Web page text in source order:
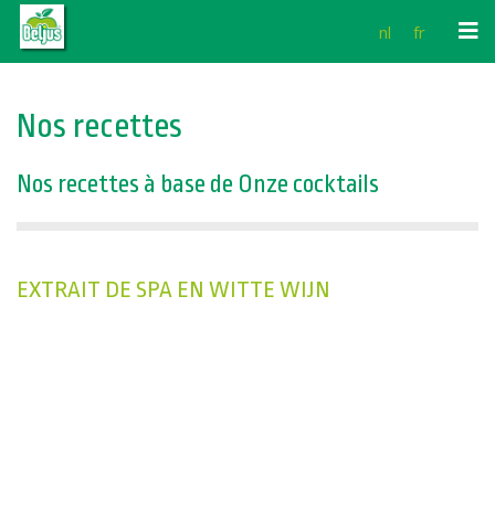
naar
de
nl fr
Nos recettes
Nos recettes à base de Onze cocktails
EXTRAIT DE SPA EN WITTE WIJN